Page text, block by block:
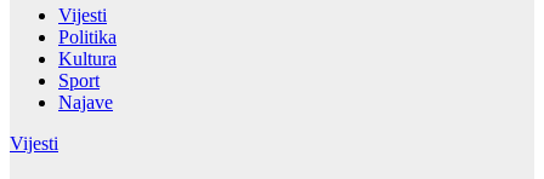
Vijesti
Politika
Kultura
Sport
Najave
Vijesti